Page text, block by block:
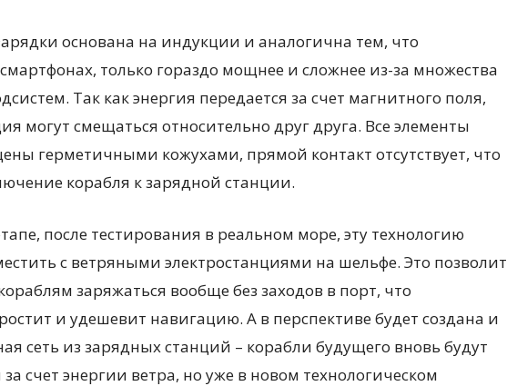
основана на индукции и аналогична тем, что
только гораздо мощнее и сложнее из-за множества
Так как энергия передается за счет магнитного поля,
могут смещаться относительно друг друга. Все элементы
герметичными кожухами, прямой контакт отсутствует, что
корабля к зарядной станции.
после тестирования в реальном море, эту технологию
с ветряными электростанциями на шельфе. Это позволит
заряжаться вообще без заходов в порт, что
и удешевит навигацию. А в перспективе будет создана и
сеть из зарядных станций – корабли будущего вновь будут
счет энергии ветра, но уже в новом технологическом